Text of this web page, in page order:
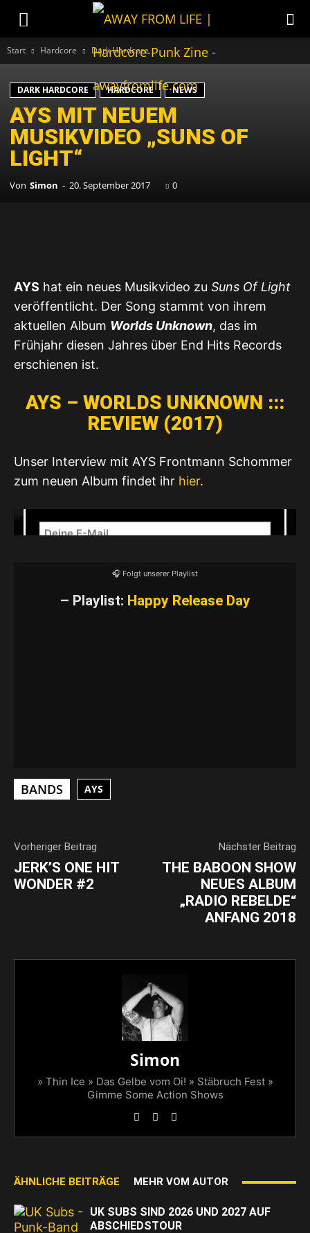
Start Hardcore Dark Hardcore
DARK HARDCORE HARDCORE NEWS
AYS MIT NEUEM
MUSIKVIDEO „SUNS OF
LIGHT“
Von Simon - 20. September 2017 0
AYS hat ein neues Musikvideo zu Suns Of Light
veröffentlicht. Der Song stammt von ihrem
aktuellen Album Worlds Unknown, das im
Frühjahr diesen Jahres über End Hits Records
erschienen ist.
AYS – WORLDS UNKNOWN :::
REVIEW (2017)
Unser Interview mit AYS Frontmann Schommer
zum neuen Album findet ihr hier.
Datenschutzerklärung von YouTube.
Mehr erfahren
✉️ Unser Newsletter
NEWSLETTER – Release- & Show-
🎧 Folgt unserer Playlist
– Playlist: Happy Release Day
BANDS AYS
Vorheriger Beitrag
JERK’S ONE HIT
WONDER #2
Nächster Beitrag
THE BABOON SHOW
NEUES ALBUM
„RADIO REBELDE“
ANFANG 2018
Simon
» Thin Ice » Das Gelbe vom Oi! » Stäbruch Fest »
Gimme Some Action Shows
ÄHNLICHE BEITRÄGE MEHR VOM AUTOR
UK SUBS SIND 2026 UND 2027 AUF
ABSCHIEDSTOUR